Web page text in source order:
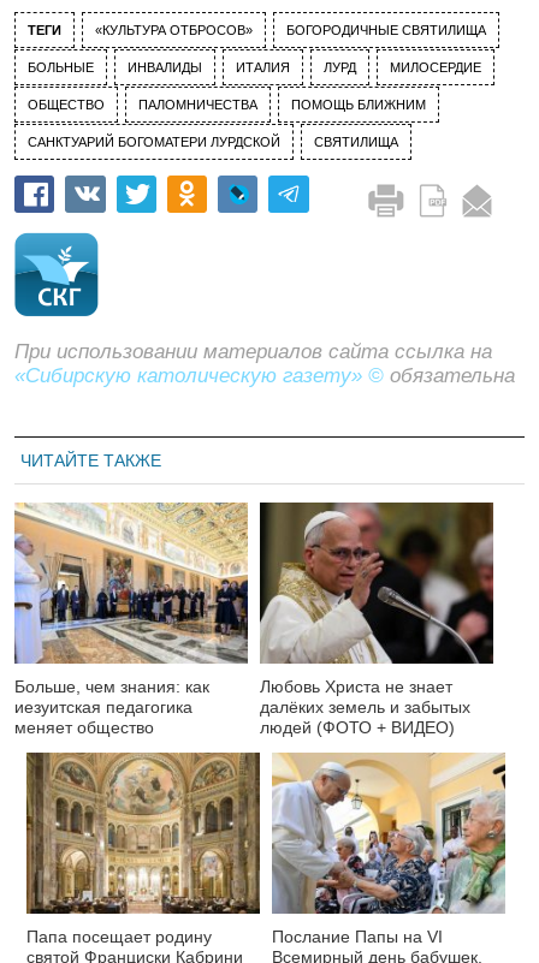
ТЕГИ «КУЛЬТУРА ОТБРОСОВ» БОГОРОДИЧНЫЕ СВЯТИЛИЩА
БОЛЬНЫЕ ИНВАЛИДЫ ИТАЛИЯ ЛУРД МИЛОСЕРДИЕ
ОБЩЕСТВО ПАЛОМНИЧЕСТВА ПОМОЩЬ БЛИЖНИМ
САНКТУАРИЙ БОГОМАТЕРИ ЛУРДСКОЙ СВЯТИЛИЩА
При использовании материалов сайта ссылка на
«Сибирскую католическую газету» © обязательна
ЧИТАЙТЕ ТАКЖЕ
Больше, чем знания: как
иезуитская педагогика
меняет общество
Любовь Христа не знает
далёких земель и забытых
людей (ФОТО + ВИДЕО)
Папа посещает родину
святой Франциски Кабрини
Послание Папы на VI
Всемирный день бабушек,